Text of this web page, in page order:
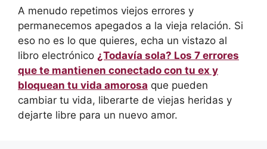
A menudo repetimos viejos errores y
permanecemos apegados a la vieja relación. Si
eso no es lo que quieres, echa un vistazo al
libro electrónico ¿Todavía sola? Los 7 errores
que te mantienen conectado con tu ex y
bloquean tu vida amorosa que pueden
cambiar tu vida, liberarte de viejas heridas y
dejarte libre para un nuevo amor.